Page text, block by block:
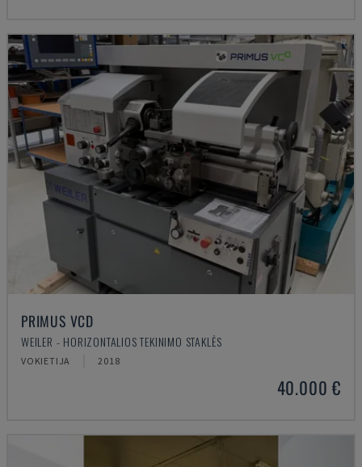
PRIMUS VCD
WEILER - HORIZONTALIOS TEKINIMO STAKLĖS
VOKIETIJA 2018
40.000 €